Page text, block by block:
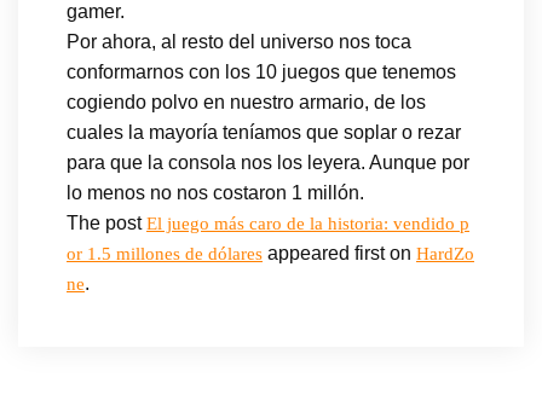
gamer.
Por ahora, al resto del universo nos toca
conformarnos con los 10 juegos que tenemos
cogiendo polvo en nuestro armario, de los
cuales la mayoría teníamos que soplar o rezar
para que la consola nos los leyera. Aunque por
lo menos no nos costaron 1 millón.
The postEl juego más caro de la historia: vendido p
or 1.5 millones de dólares appeared first on HardZo
ne.